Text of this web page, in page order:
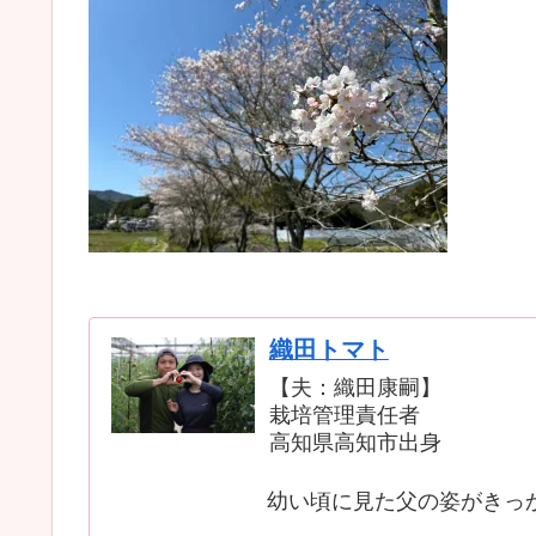
織田トマト
【夫：織田康嗣】
栽培管理責任者
高知県高知市出身
幼い頃に見た父の姿がきっ